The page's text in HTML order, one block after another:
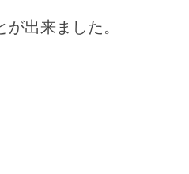
出来ました。